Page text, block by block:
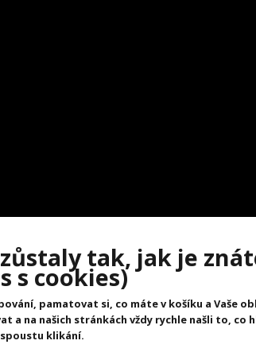
Všechny dřevěné hračky Janod mají jistý
s dřevěnými hračkami se rozvíjí
tak, jak je
s cookies)
pamatovat si, co máte v košíku a Vaše
a na našich stránkách vždy rychle našli to, co
klikání.